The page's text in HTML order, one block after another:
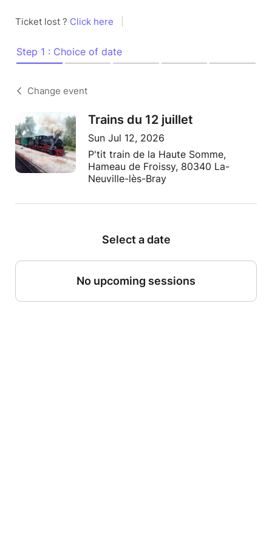
Ticket lost ? Click here
Step 1 : Choice of date
Change event
Trains du 12 juillet
Sun Jul 12, 2026
P'tit train de la Haute Somme,
Hameau de Froissy, 80340 La-
Neuville-lès-Bray
Select a date
No upcoming sessions